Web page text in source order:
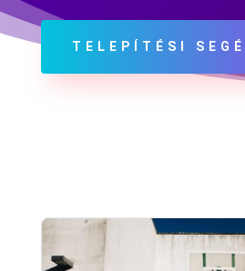
TELEPÍTÉSI